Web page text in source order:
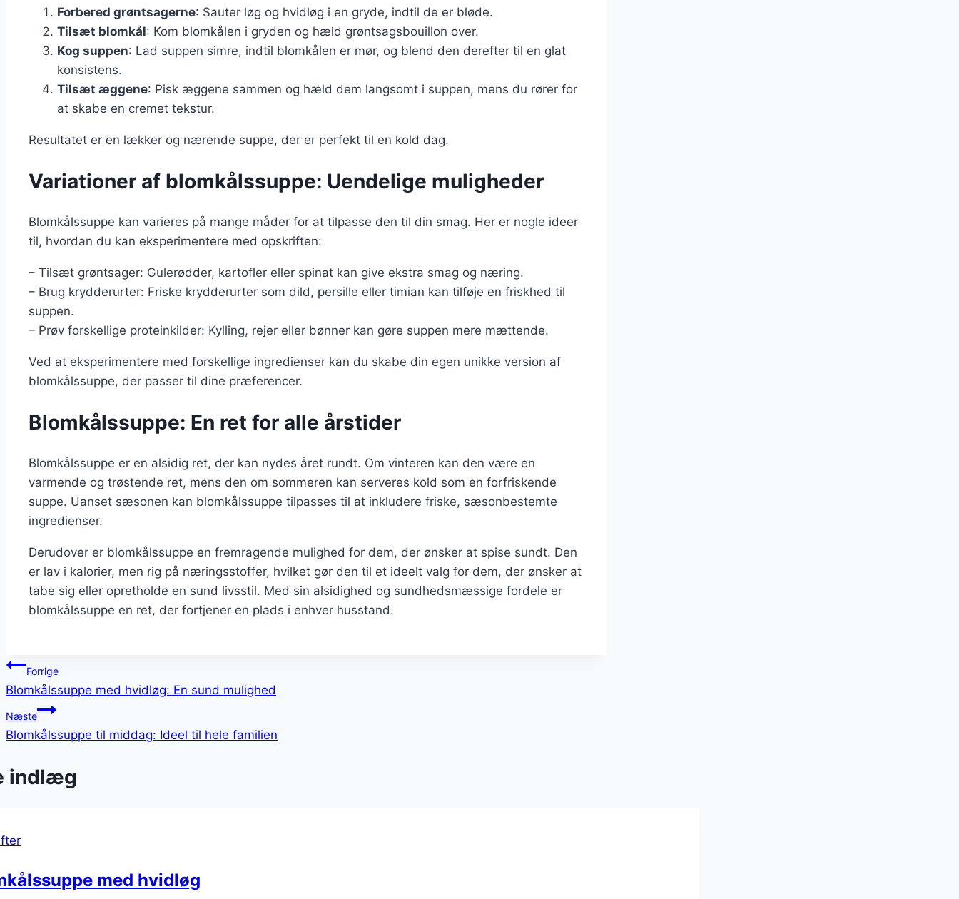
Forbered grøntsagerne: Sauter løg og hvidløg i en gryde, indtil de er bløde.
Tilsæt blomkål: Kom blomkålen i gryden og hæld grøntsagsbouillon over.
Kog suppen: Lad suppen simre, indtil blomkålen er mør, og blend den derefter til en glat
konsistens.
Tilsæt æggene: Pisk æggene sammen og hæld dem langsomt i suppen, mens du rører for
at skabe en cremet tekstur.
Resultatet er en lækker og nærende suppe, der er perfekt til en kold dag.
Variationer af blomkålssuppe: Uendelige muligheder
Blomkålssuppe kan varieres på mange måder for at tilpasse den til din smag. Her er nogle ideer
til, hvordan du kan eksperimentere med opskriften:
– Tilsæt grøntsager: Gulerødder, kartofler eller spinat kan give ekstra smag og næring.
– Brug krydderurter: Friske krydderurter som dild, persille eller timian kan tilføje en friskhed til
suppen.
– Prøv forskellige proteinkilder: Kylling, rejer eller bønner kan gøre suppen mere mættende.
Ved at eksperimentere med forskellige ingredienser kan du skabe din egen unikke version af
blomkålssuppe, der passer til dine præferencer.
Blomkålssuppe: En ret for alle årstider
Blomkålssuppe er en alsidig ret, der kan nydes året rundt. Om vinteren kan den være en
varmende og trøstende ret, mens den om sommeren kan serveres kold som en forfriskende
suppe. Uanset sæsonen kan blomkålssuppe tilpasses til at inkludere friske, sæsonbestemte
ingredienser.
Derudover er blomkålssuppe en fremragende mulighed for dem, der ønsker at spise sundt. Den
er lav i kalorier, men rig på næringsstoffer, hvilket gør den til et ideelt valg for dem, der ønsker at
tabe sig eller opretholde en sund livsstil. Med sin alsidighed og sundhedsmæssige fordele er
blomkålssuppe en ret, der fortjener en plads i enhver husstand.
Indlægsnavigation
Forrige
Blomkålssuppe med hvidløg: En sund mulighed
Næste
Blomkålssuppe til middag: Ideel til hele familien
indlæg
med hvidløg